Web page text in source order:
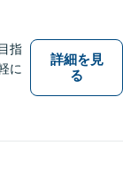
指
に
詳細を見
る